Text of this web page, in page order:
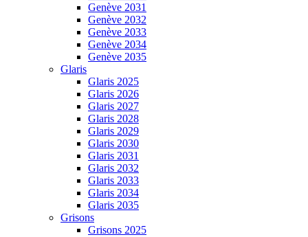
Genève 2031
Genève 2032
Genève 2033
Genève 2034
Genève 2035
Glaris
Glaris 2025
Glaris 2026
Glaris 2027
Glaris 2028
Glaris 2029
Glaris 2030
Glaris 2031
Glaris 2032
Glaris 2033
Glaris 2034
Glaris 2035
Grisons
Grisons 2025